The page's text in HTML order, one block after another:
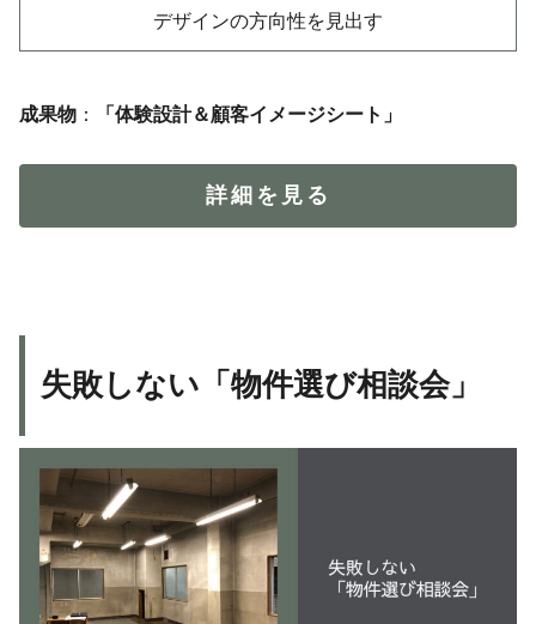
デザインの方向性を見出す
成果物 ： 「体験設計＆顧客イメージシート」
詳細を見る
失敗しない「物件選び相談会」